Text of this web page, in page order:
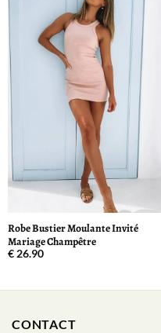
Robe Bustier Moulante Invité
Mariage Champêtre
€26.90
CONTACT